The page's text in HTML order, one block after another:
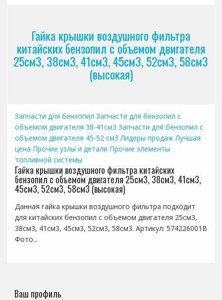
Гайка крышки воздушного фильтра
китайских бензопил с объемом двигателя
25см3, 38см3, 41см3, 45см3, 52см3, 58см3
(высокая)
Запчасти для бензопил Запчасти для бензопил с
объемом двигателя 38-41см3 Запчасти для бензопил с
объемом двигателя 45-52 см3 Лидеры продаж Лучшая
цена Прочие узлы и детали Прочие элементы
топливной системы
Гайка крышки воздушного фильтра китайских
бензопил с объемом двигателя 25см3, 38см3, 41см3,
45см3, 52см3, 58см3 (высокая)
Данная гайка крышки воздушного фильтра подходит
для китайских бензопил с объемом двигателя 25см3,
38см3, 41см3, 45см3, 52см3, 58см3. Артикул: 574226001B
Фото...
Ваш профиль